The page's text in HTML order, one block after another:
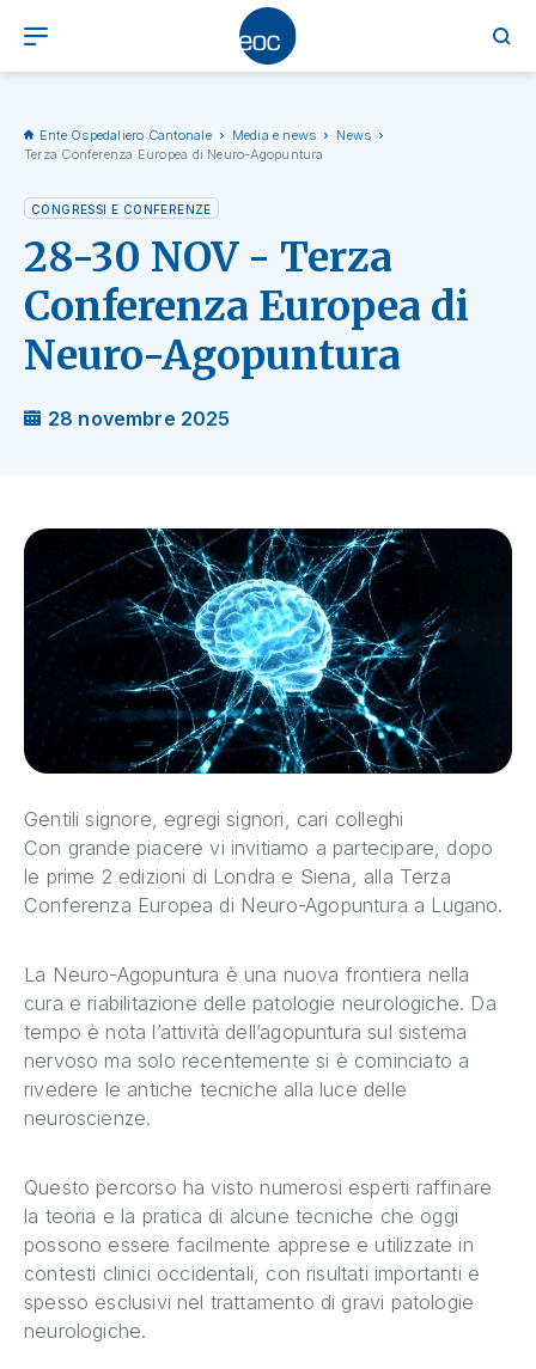
Ente Ospedaliero Cantonale Media e news
News
Terza Conferenza Europea di Neuro-Agopuntura
CONGRESSI E CONFERENZE
28-30 NOV - Terza
Conferenza Europea di
Neuro-Agopuntura
28 novembre 2025
Gentili signore, egregi signori, cari colleghi
Con grande piacere vi invitiamo a partecipare, dopo
le prime 2 edizioni di Londra e Siena, alla Terza
Conferenza Europea di Neuro-Agopuntura a Lugano.
La Neuro-Agopuntura è una nuova frontiera nella
cura e riabilitazione delle patologie neurologiche. Da
tempo è nota l’attività dell’agopuntura sul sistema
nervoso ma solo recentemente si è cominciato a
rivedere le antiche tecniche alla luce delle
neuroscienze.
Questo percorso ha visto numerosi esperti raffinare
la teoria e la pratica di alcune tecniche che oggi
possono essere facilmente apprese e utilizzate in
contesti clinici occidentali, con risultati importanti e
spesso esclusivi nel trattamento di gravi patologie
neurologiche.